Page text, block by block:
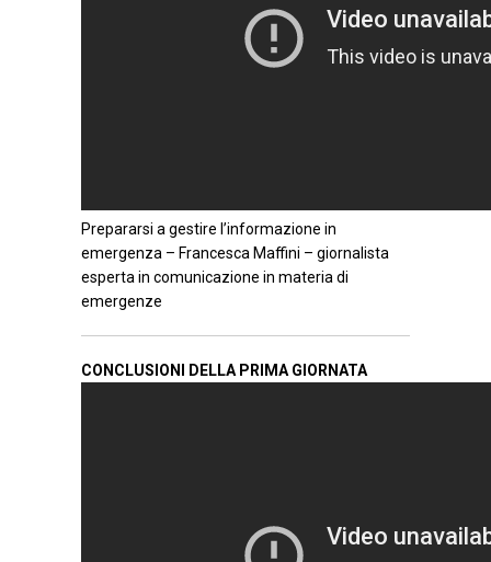
Prepararsi a gestire l’informazione in
emergenza – Francesca Maffini – giornalista
esperta in comunicazione in materia di
emergenze
CONCLUSIONI DELLA PRIMA GIORNATA